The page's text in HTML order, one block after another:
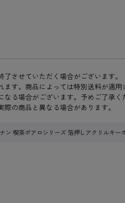
させていただく場合がございます。
す。商品によっては特別送料が適用
る場合がございます。予めご了承く
の商品と異なる場合があります。
ン 喫茶ポアロシリーズ 箔押しアクリルキー